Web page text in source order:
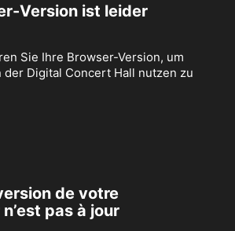
Version ist leider
Sie Ihre Browser-Version, um
der Digital Concert Hall nutzen zu
de votre
pas à jour